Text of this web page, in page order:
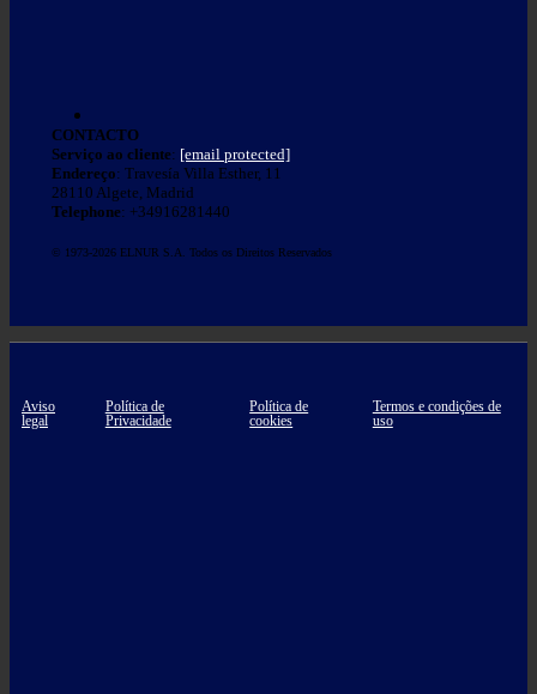
CONTACTO
Serviço ao cliente: [email protected]
Endereço: Travesía Villa Esther, 11
28110 Algete, Madrid
Telephone: +34916281440
© 1973-2026 ELNUR S.A. Todos os Direitos Reservados
Aviso
legal
Política de
Privacidade
Política de
cookies
Termos e condições de
uso